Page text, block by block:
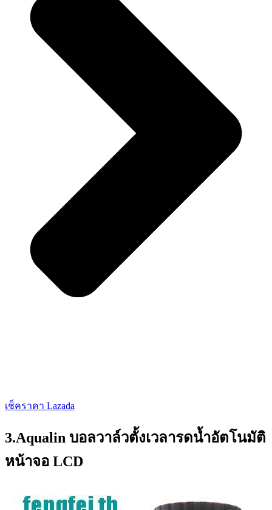
เช็คราคา Lazada
3.Aqualin บอลวาล์วตั้งเวลารดน้ำอัตโนมัติ
หน้าจอ LCD